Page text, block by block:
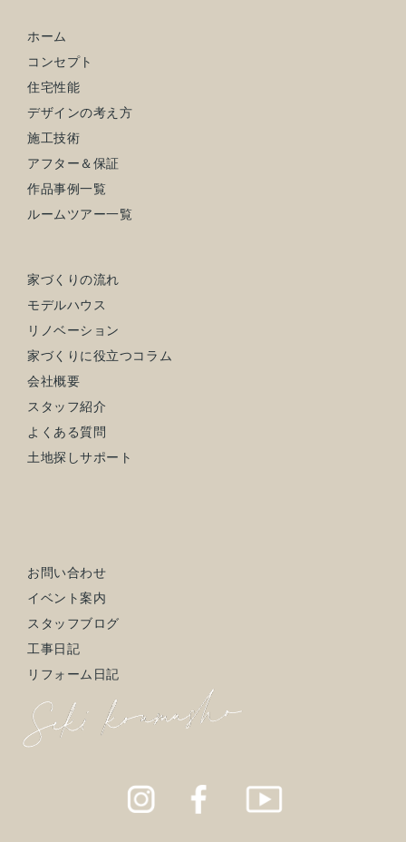
ホーム
コンセプト
住宅性能
デザインの考え方
施工技術
アフター＆保証
作品事例一覧
ルームツアー一覧
家づくりの流れ
モデルハウス
リノベーション
家づくりに役立つコラム
会社概要
スタッフ紹介
よくある質問
土地探しサポート
お問い合わせ
イベント案内
スタッフブログ
工事日記
リフォーム日記